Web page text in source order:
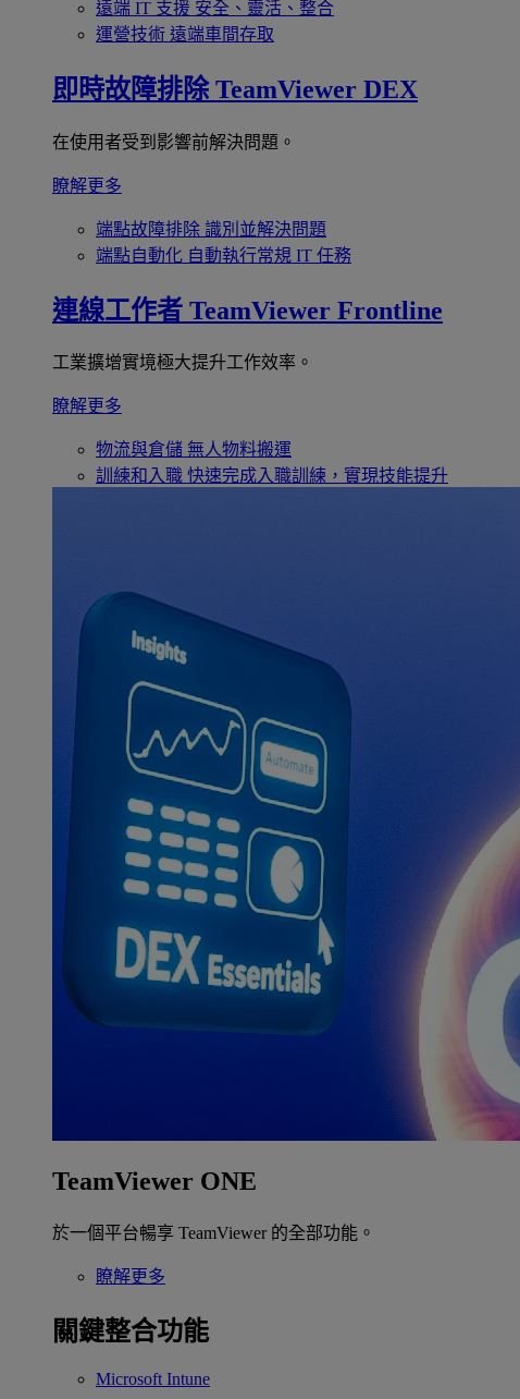
遠端 IT 支援 安全、靈活、整合
運營技術 遠端車間存取
即時故障排除 TeamViewer DEX
在使用者受到影響前解決問題。
瞭解更多
端點故障排除 識別並解決問題
端點自動化 自動執行常規 IT 任務
連線工作者 TeamViewer Frontline
工業擴增實境極大提升工作效率。
瞭解更多
物流與倉儲 無人物料搬運
訓練和入職 快速完成入職訓練，實現技能提升
TeamViewer ONE
於一個平台暢享 TeamViewer 的全部功能。
瞭解更多
關鍵整合功能
Microsoft Intune